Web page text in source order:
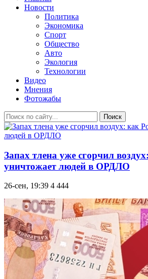
Новости
Политика
Экономика
Спорт
Общество
Авто
Экология
Технологии
Видео
Мнения
Фотожабы
Поиск
Запах тлена уже сгорчил
уничтожает людей в ОРДЛО
26-сен, 19:39 4 444